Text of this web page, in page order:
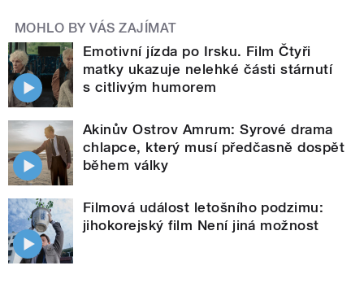
MOHLO BY VÁS ZAJÍMAT
Emotivní jízda po Irsku. Film Čtyři
matky ukazuje nelehké části stárnutí
s citlivým humorem
Akinův Ostrov Amrum: Syrové drama
chlapce, který musí předčasně dospět
během války
Filmová událost letošního podzimu:
jihokorejský film Není jiná možnost